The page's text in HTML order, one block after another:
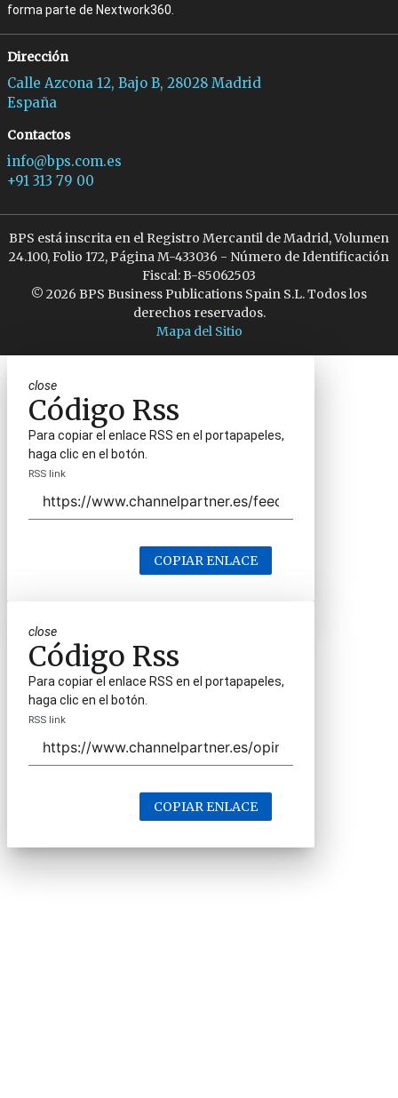
forma parte de Nextwork360.
Dirección
Calle Azcona 12, Bajo B, 28028 Madrid
España
Contactos
info@bps.com.es
+91 313 79 00
BPS está inscrita en el Registro Mercantil de Madrid, Volumen
24.100, Folio 172, Página M-433036 - Número de Identificación
Fiscal: B-85062503
© 2026 BPS Business Publications Spain S.L. Todos los
derechos reservados.
Mapa del Sitio
close
Código Rss
Para copiar el enlace RSS en el portapapeles,
haga clic en el botón.
RSS link
COPIAR ENLACE
close
Código Rss
Para copiar el enlace RSS en el portapapeles,
haga clic en el botón.
RSS link
COPIAR ENLACE